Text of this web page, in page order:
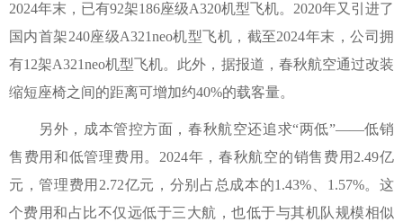
2024年末，已有92架186座级A320机型飞机。2020年又引进了
国内首架240座级A321neo机型飞机，截至2024年末，公司拥
有12架A321neo机型飞机。此外，据报道，春秋航空通过改装
缩短座椅之间的距离可增加约40%的载客量。
另外，成本管控方面，春秋航空还追求“两低”——低销
售费用和低管理费用。2024年，春秋航空的销售费用2.49亿
元，管理费用2.72亿元，分别占总成本的1.43%、1.57%。这
个费用和占比不仅远低于三大航，也低于与其机队规模相似